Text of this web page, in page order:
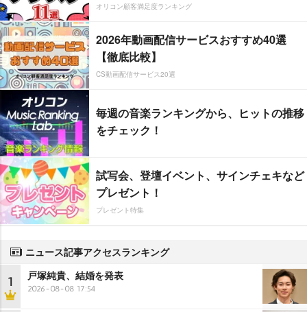
オリコン顧客満足度ランキング
2026年動画配信サービスおすすめ40選
【徹底比較】
CS動画配信サービス20選
毎週の音楽ランキングから、ヒットの推移
をチェック！
試写会、登壇イベント、サインチェキなど
プレゼント！
プレゼント特集
ニュース記事アクセスランキング
1 戸塚純貴、結婚を発表
2026-08-08 17:54